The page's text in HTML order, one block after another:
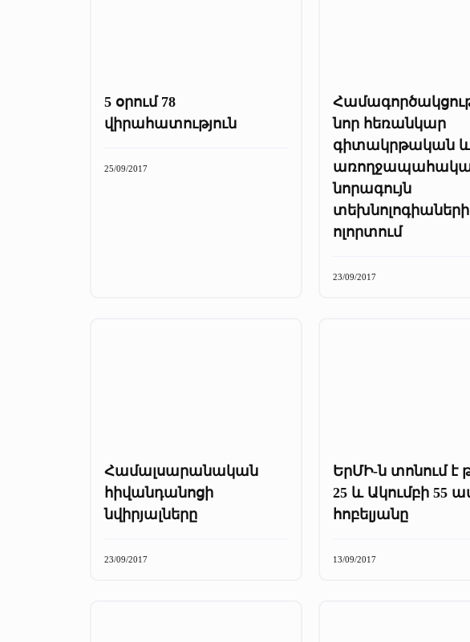
5 օրում 78
վիրահատություն
25/09/2017
նոր հեռանկար
գիտակրթական և
նորագույն
տեխնոլոգիաների
ոլորտում
23/09/2017
Համալսարանական
հիվանդանոցի
նվիրյալները
23/09/2017
ԵրՄԻ-ն տոնում է
25 և Ակումբի 55
հոբելյանը
13/09/2017